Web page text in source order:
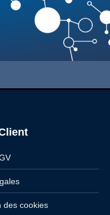
des cookies